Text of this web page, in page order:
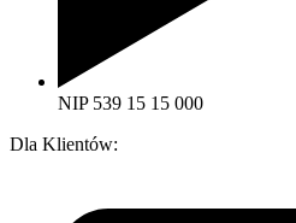
NIP 539 15 15 000
Dla Klientów: